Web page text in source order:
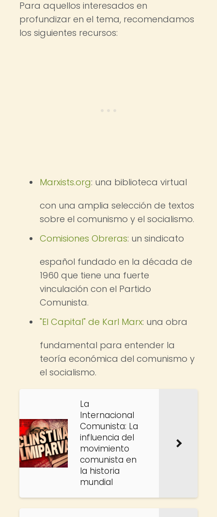
Para aquellos interesados en
profundizar en el tema, recomendamos
los siguientes recursos:
Marxists.org: una biblioteca virtual
con una amplia selección de textos
sobre el comunismo y el socialismo.
Comisiones Obreras: un sindicato
español fundado en la década de
1960 que tiene una fuerte
vinculación con el Partido
Comunista.
"El Capital" de Karl Marx: una obra
fundamental para entender la
teoría económica del comunismo y
el socialismo.
La
Internacional
Comunista: La
influencia del
movimiento
comunista en
la historia
mundial